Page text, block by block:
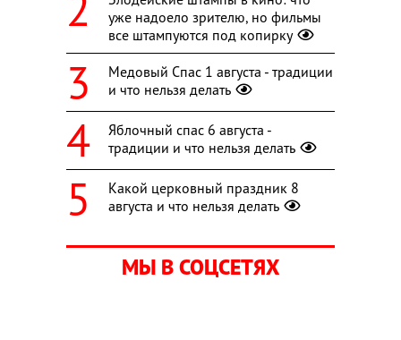
уже надоело зрителю, но фильмы
все штампуются под копирку
Медовый Спас 1 августа - традиции
и что нельзя делать
Яблочный спас 6 августа -
традиции и что нельзя делать
Какой церковный праздник 8
августа и что нельзя делать
МЫ В СОЦСЕТЯХ